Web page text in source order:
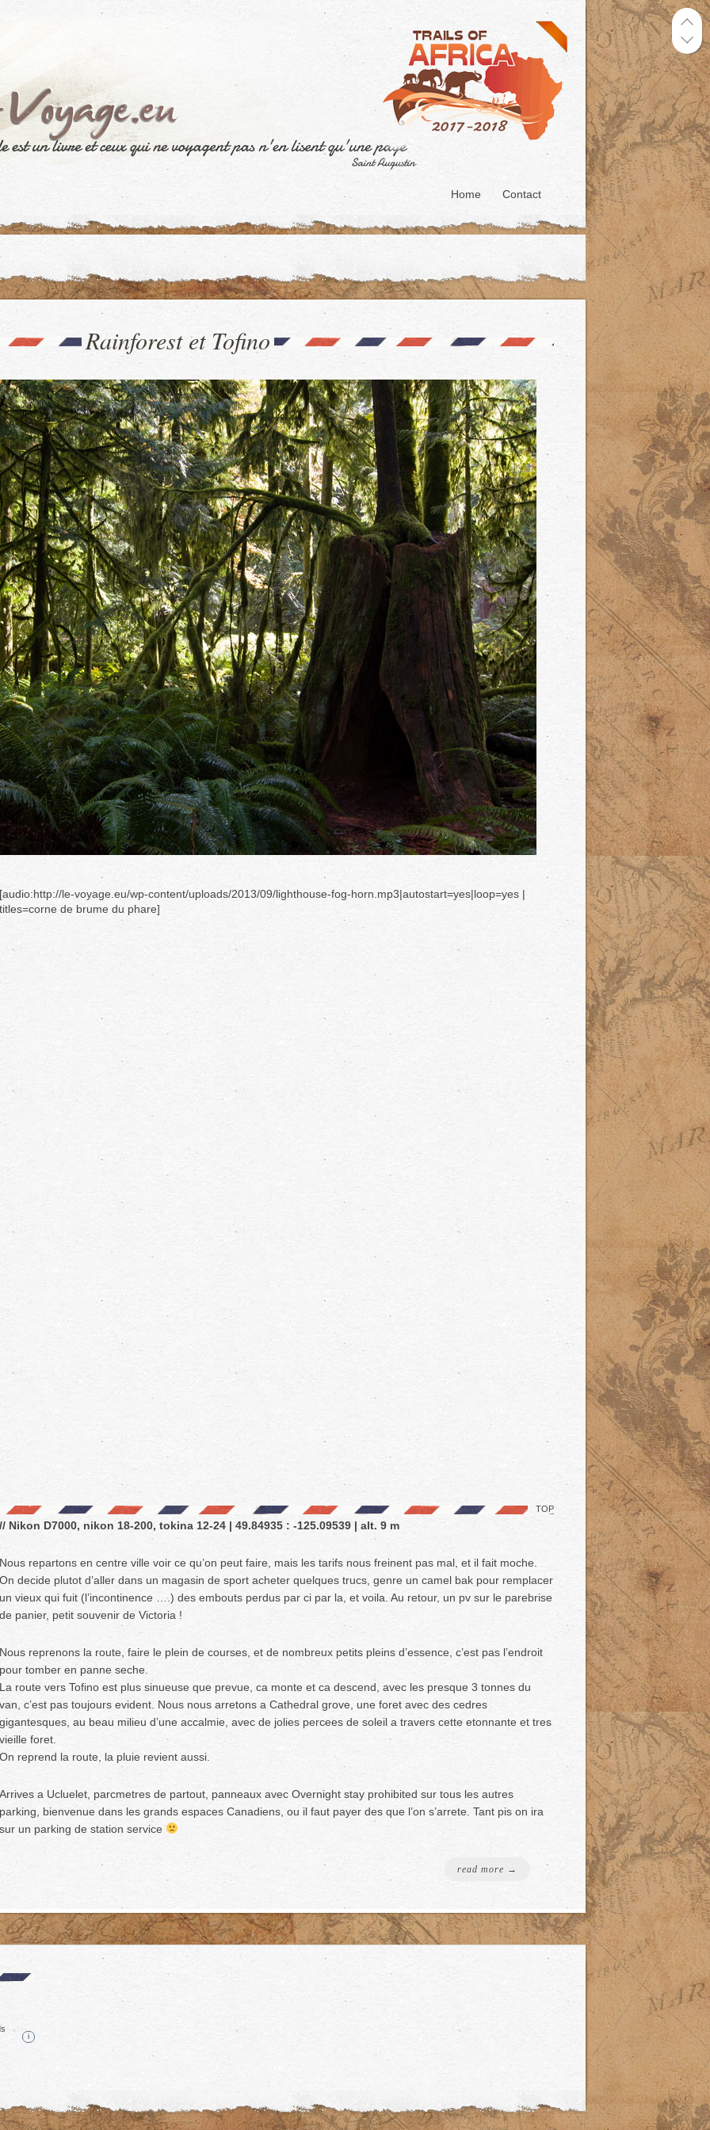
Home Contact
Rainforest et Tofino
[audio:http://le-voyage.eu/wp-content/uploads/2013/09/lighthouse-fog-horn.mp3|autostart=yes|loop=yes |
titles=corne de brume du phare]
TOP
// Nikon D7000, nikon 18-200, tokina 12-24 | 49.84935 : -125.09539 | alt. 9 m
Nous repartons en centre ville voir ce qu’on peut faire, mais les tarifs nous freinent pas mal, et il fait moche.
On decide plutot d’aller dans un magasin de sport acheter quelques trucs, genre un camel bak pour remplacer
un vieux qui fuit (l’incontinence ….) des embouts perdus par ci par la, et voila. Au retour, un pv sur le parebrise
de panier, petit souvenir de Victoria !
Nous reprenons la route, faire le plein de courses, et de nombreux petits pleins d’essence, c’est pas l’endroit
pour tomber en panne seche.
La route vers Tofino est plus sinueuse que prevue, ca monte et ca descend, avec les presque 3 tonnes du
van, c’est pas toujours evident. Nous nous arretons a Cathedral grove, une foret avec des cedres
gigantesques, au beau milieu d’une accalmie, avec de jolies percees de soleil a travers cette etonnante et tres
vieille foret.
On reprend la route, la pluie revient aussi.
Arrives a Ucluelet, parcmetres de partout, panneaux avec Overnight stay prohibited sur tous les autres
parking, bienvenue dans les grands espaces Canadiens, ou il faut payer des que l’on s’arrete. Tant pis on ira
sur un parking de station service
read more →
i